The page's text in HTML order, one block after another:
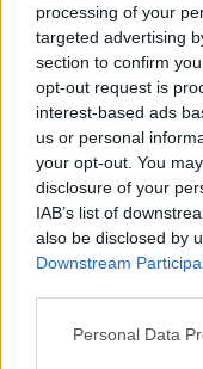
processing of your
targeted advertising
section to confirm
opt-out request is
interest-based ads
us or personal
your opt-out. You
disclosure of your
IAB’s list of
also be disclosed by
Downstream
Personal Data